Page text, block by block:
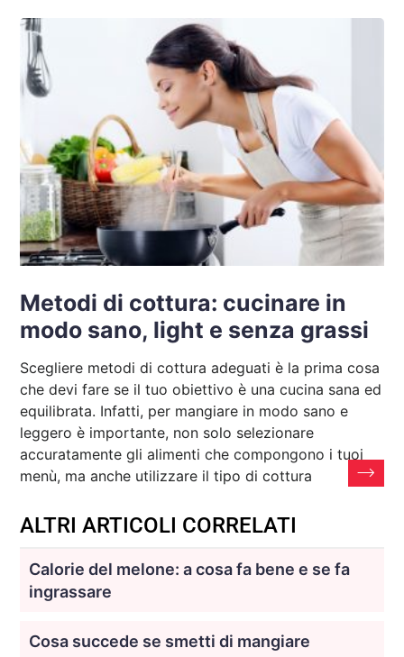
Metodi di cottura: cucinare in
modo sano, light e senza grassi
Scegliere metodi di cottura adeguati è la prima cosa
che devi fare se il tuo obiettivo è una cucina sana ed
equilibrata. Infatti, per mangiare in modo sano e
leggero è importante, non solo selezionare
accuratamente gli alimenti che compongono i tuoi
menù, ma anche utilizzare il tipo di cottura
ALTRI ARTICOLI CORRELATI
Calorie del melone: a cosa fa bene e se fa
ingrassare
Cosa succede se smetti di mangiare